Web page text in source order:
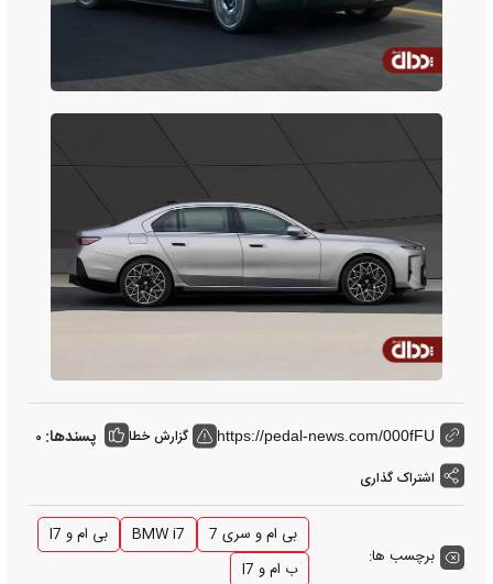
https://pedal-news.com/000fFU گزارش خطا پسندها: 0
اشتراک گذاری
برچسب ها:
بی ام و سری 7 BMW i7
بی ام و I7
ب ام و I7